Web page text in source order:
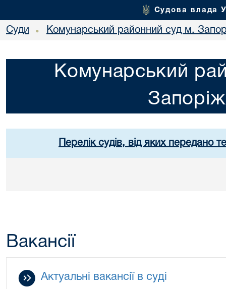
Судова влада
Суди • Комунарський районний суд м.
Комунарський
Перелік судів, від яких передано
Вакансії
Актуальні вакансії в суді